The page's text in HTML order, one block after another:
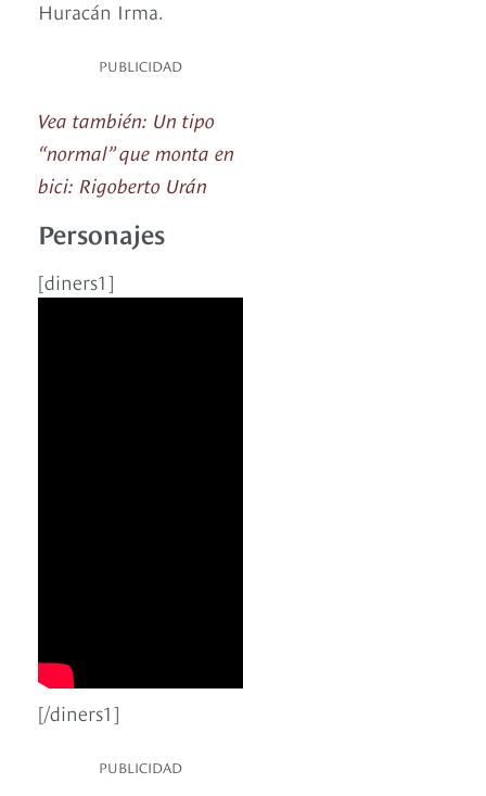
Huracán Irma.
PUBLICIDAD
Vea también: Un tipo
“normal” que monta en
bici: Rigoberto Urán
Personajes
[diners1]
[/diners1]
PUBLICIDAD